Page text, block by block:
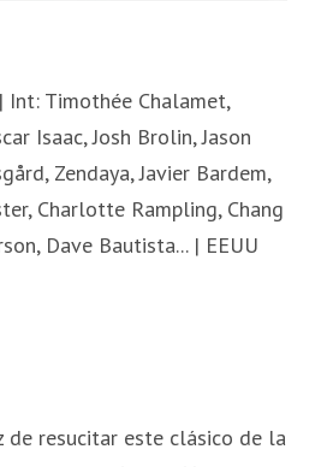
Int: Timothée Chalamet,
Isaac, Josh Brolin, Jason
Zendaya, Javier Bardem,
Charlotte Rampling, Chang
Dave Bautista... | EEUU
de resucitar este clásico de la